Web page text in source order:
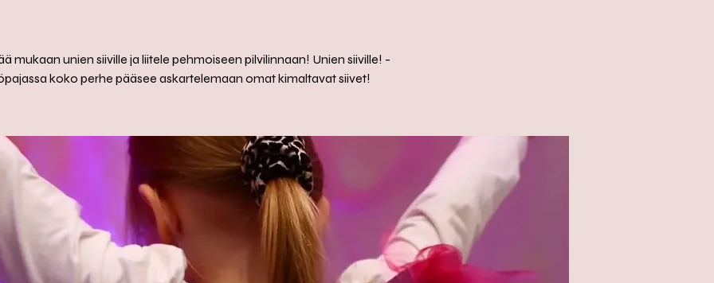
mukaan unien siiville ja liitele pehmoiseen pilvilinnaan! Unien siiville! -
koko perhe pääsee askartelemaan omat kimaltavat siivet!